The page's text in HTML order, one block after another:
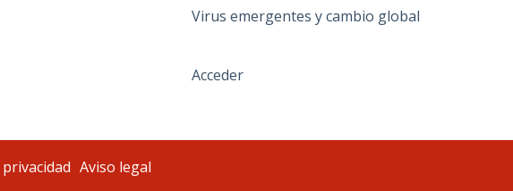
Virus emergentes y cambio global
Acceder
Aviso legal